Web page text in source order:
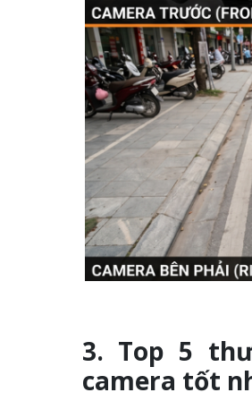
3. Top 5
camera tốt